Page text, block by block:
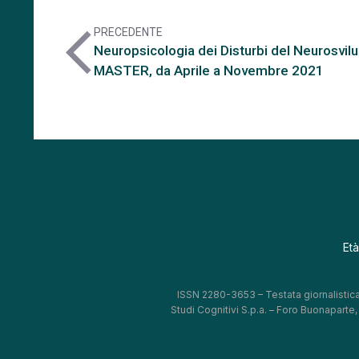
arrow_back_iosPRECEDENTE
Neuropsicologia dei Disturbi del
MASTER, da Aprile a Novembre 2021
ISSN 2280-3653 – Testata
Studi Cognitivi S.p.a. – Foro